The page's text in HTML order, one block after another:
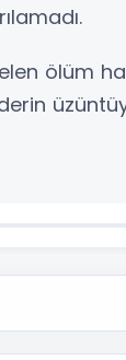
ölüm
derin